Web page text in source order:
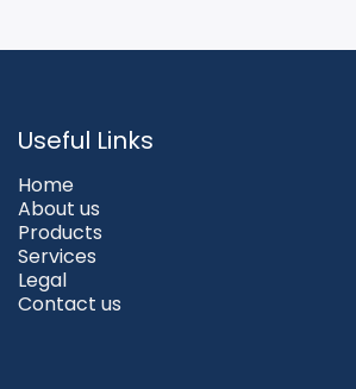
Useful Links
Home
About us
Products
Services
Legal
Contact us